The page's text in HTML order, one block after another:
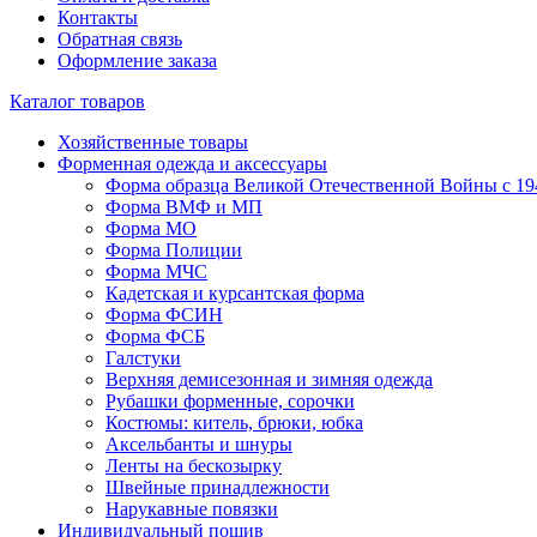
Контакты
Обратная связь
Оформление заказа
Каталог товаров
Хозяйственные товары
Форменная одежда и аксессуары
Форма образца Великой Отечественной Войны с
Форма ВМФ и МП
Форма МО
Форма Полиции
Форма МЧС
Кадетская и курсантская форма
Форма ФСИН
Форма ФСБ
Галстуки
Верхняя демисезонная и зимняя одежда
Рубашки форменные, сорочки
Костюмы: китель, брюки, юбка
Аксельбанты и шнуры
Ленты на бескозырку
Швейные принадлежности
Нарукавные повязки
Индивидуальный пошив